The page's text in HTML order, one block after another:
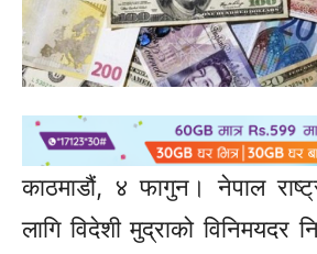
काठमाडौं, ४ फागुन। नेपाल
लागि विदेशी मुद्राको विनिमयदर